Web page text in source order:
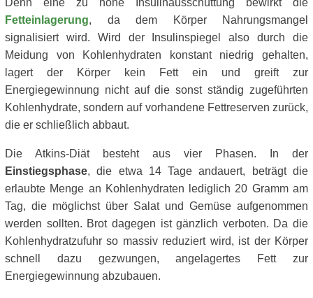
Denn eine zu hohe Insulinausschüttung bewirkt die
Fetteinlagerung, da dem Körper Nahrungsmangel
signalisiert wird. Wird der Insulinspiegel also durch die
Meidung von Kohlenhydraten konstant niedrig gehalten,
lagert der Körper kein Fett ein und greift zur
Energiegewinnung nicht auf die sonst ständig zugeführten
Kohlenhydrate, sondern auf vorhandene Fettreserven zurück,
die er schließlich abbaut.
Die Atkins-Diät besteht aus vier Phasen. In der
Einstiegsphase, die etwa 14 Tage andauert, beträgt die
erlaubte Menge an Kohlenhydraten lediglich 20 Gramm am
Tag, die möglichst über Salat und Gemüse aufgenommen
werden sollten. Brot dagegen ist gänzlich verboten. Da die
Kohlenhydratzufuhr so massiv reduziert wird, ist der Körper
schnell dazu gezwungen, angelagertes Fett zur
Energiegewinnung abzubauen.